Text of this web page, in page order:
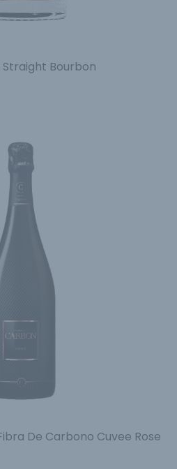
Straight Bourbon
De Carbono Cuvee Rose